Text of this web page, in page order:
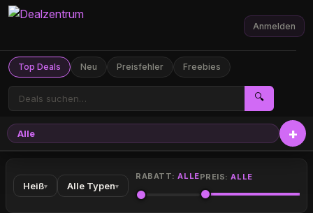
Top Deals Neu Preisfehler Freebies
🔍
Anmelden
Alle
Heiß▾ Alle Typen▾
RABATT:ALLEPREIS:ALLE